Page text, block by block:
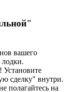
вашего
лодки.
Установите
сделку" внутри.
полагайтесь на